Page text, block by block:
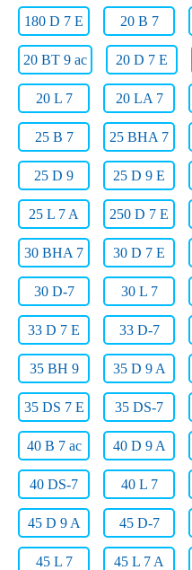
180 D 7 E 20 B 7
20 BT 9 ac 20 D 7 E
20 L 7 20 LA 7
25 B 7 25 BHA 7
25 D 9 25 D 9 E
25 L 7 A 250 D 7 E
30 BHA 7 30 D 7 E
30 D-7 30 L 7
33 D 7 E 33 D-7
35 BH 9 35 D 9 A
35 DS 7 E 35 DS-7
40 B 7 ac 40 D 9 A
40 DS-7 40 L 7
45 D 9 A 45 D-7
45 L 7 45 L 7 A